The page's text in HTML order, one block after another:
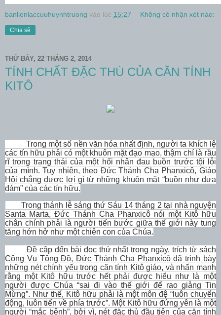
banlienlaccuuhuynhtruong vào lúc 15:27 Không có nhận xét nào:
Chia sẻ
THỨ BẢY, 22 THÁNG 2, 2014
TÍNH CHẤT ĐẶC THÙ CỦA CĂN TÍNH
KITÔ
Trong một số nền văn hóa nhất định, người ta khích lệ
các tín hữu phải có một khuôn mặt đạo mạo, thậm chí là rầu
rĩ trong trạng thái của một hối nhân đau buồn trước tội lỗi
của mình. Tuy nhiên, theo Đức Thánh Cha Phanxicô, Giáo
Hội chẳng được lợi gì từ những khuôn mặt “buồn như đưa
đám” của các tín hữu.
Trong thánh lễ sáng thứ Sáu 14 tháng 2 tại nhà nguyện
Santa Marta, Đức Thánh Cha Phanxicô nói một Kitô hữu
chân chính phải là người tiến bước giữa thế giới này tung
tăng hớn hở như một chiên con của Chúa.
Đề cập đến bài đọc thứ nhất trong ngày, trích từ sách
Công Vụ Tông Đồ, Đức Thánh Cha Phanxicô đã trình bày
những nét chính yếu trong căn tính Kitô giáo, và nhấn mạnh
rằng một Kitô hữu trước hết phải được hiểu như là một
người được Chúa “sai đi vào thế giới để rao giảng Tin
Mừng”. Như thế, Kitô hữu phải là một môn đệ “luôn chuyển
động, luôn tiến về phía trước”. Một Kitô hữu đứng yên là một
người “mắc bệnh”, bởi vì, nét đặc thù đầu tiên của căn tính